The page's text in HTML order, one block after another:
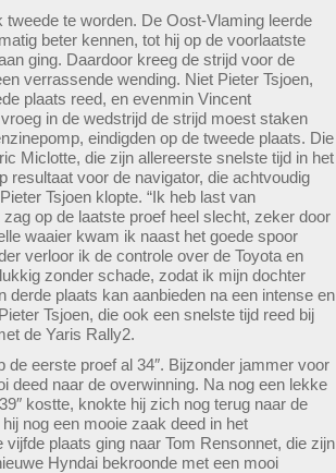
tweede te worden. De Oost-Vlaming leerde
beter kennen, tot hij op de voorlaatste
ging. Daardoor kreeg de strijd voor de
verrassende wending. Niet Pieter Tsjoen,
plaats reed, en evenmin Vincent
in de wedstrijd de strijd moest staken
eindigden op de tweede plaats. Die
Miclotte, die zijn allereerste snelste tijd in het
resultaat voor de navigator, die achtvoudig
Tsjoen klopte. “Ik heb last van
op de laatste proef heel slecht, zeker door
waaier kwam ik naast het goede spoor
verloor ik de controle over de Toyota en
zonder schade, zodat ik mijn dochter
derde plaats kan aanbieden na een intense en
Tsjoen, die ook een snelste tijd reed bij
de Yaris Rally2.
de eerste proef al 34″. Bijzonder jammer voor
deed naar de overwinning. Na nog een lekke
kostte, knokte hij zich nog terug naar de
nog een mooie zaak deed in het
plaats ging naar Tom Rensonnet, die zijn
Hyndai bekroonde met een mooi